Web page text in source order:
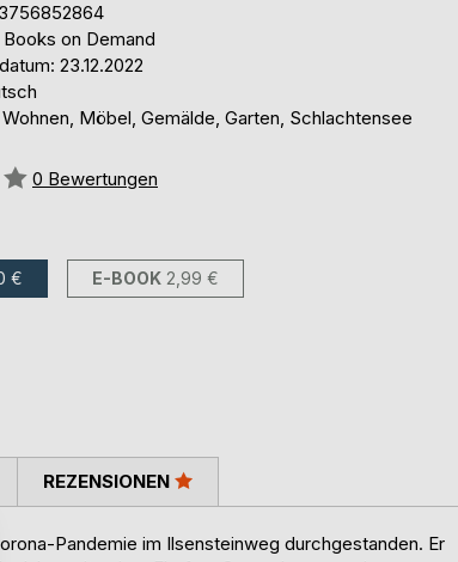
on Demand
23.12.2022
Möbel, Gemälde, Garten, Schlachtensee
0 Bewertungen
€ E-BOOK 2,99 €
Pandemie im Ilsensteinweg durchgestanden. Er
REZENSIONEN